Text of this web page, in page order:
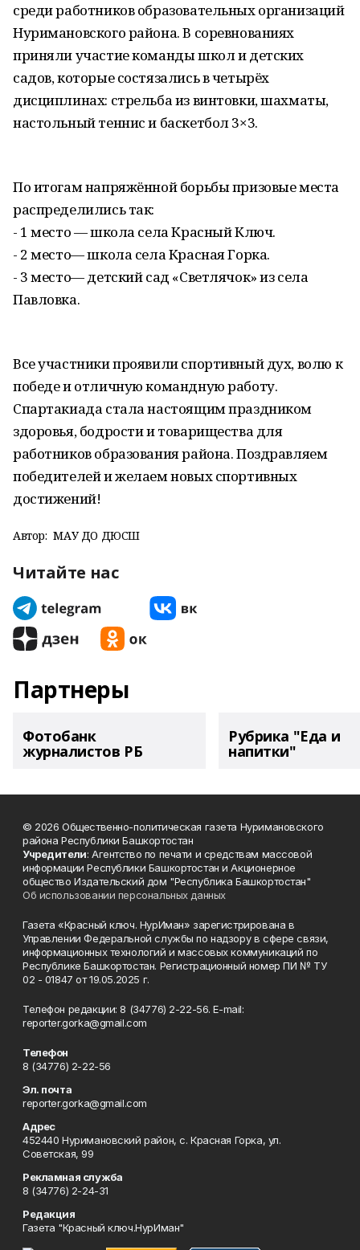
среди работников образовательных организаций
Нуримановского района. В соревнованиях
приняли участие команды школ и детских
садов, которые состязались в четырёх
дисциплинах: стрельба из винтовки, шахматы,
настольный теннис и баскетбол 3×3.
По итогам напряжённой борьбы призовые места
распределились так:
- 1 место — школа села Красный Ключ.
- 2 место— школа села Красная Горка.
- 3 место— детский сад «Светлячок» из села
Павловка.
Все участники проявили спортивный дух, волю к
победе и отличную командную работу.
Спартакиада стала настоящим праздником
здоровья, бодрости и товарищества для
работников образования района. Поздравляем
победителей и желаем новых спортивных
достижений!
Автор: МАУ ДО ДЮСШ
Читайте нас
Партнеры
Фотобанк
журналистов РБ
Рубрика "Еда и
напитки"
© 2026 Общественно-политическая газета Нуримановского
района Республики Башкортостан
Учредители: Агентство по печати и средствам массовой
информации Республики Башкортостан и Акционерное
общество Издательский дом "Республика Башкортостан"
Об использовании персональных данных
Газета «Красный ключ. НурИман» зарегистрирована в
Управлении Федеральной службы по надзору в сфере связи,
информационных технологий и массовых коммуникаций по
Республике Башкортостан. Регистрационный номер ПИ № ТУ
02 - 01847 от 19.05.2025 г.
Телефон редакции: 8 (34776) 2-22-56. E-mail:
reporter.gorka@gmail.com
Телефон
8 (34776) 2-22-56
Эл. почта
reporter.gorka@gmail.com
Адрес
452440 Нуримановский район, с. Красная Горка, ул.
Советская, 99
Рекламная служба
8 (34776) 2-24-31
Редакция
Газета "Красный ключ.НурИман"